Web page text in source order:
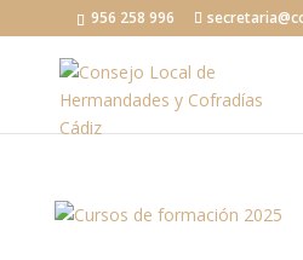
956 258 996